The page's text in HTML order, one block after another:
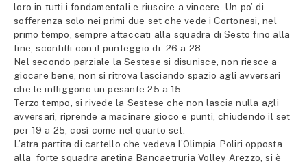
loro in tutti i fondamentali e riuscire a vincere. Un po’ di
sofferenza solo nei primi due set che vede i Cortonesi, nel
primo tempo, sempre attaccati alla squadra di Sesto fino alla
fine, sconfitti con il punteggio di 26 a 28.
Nel secondo parziale la Sestese si disunisce, non riesce a
giocare bene, non si ritrova lasciando spazio agli avversari
che le infliggono un pesante 25 a 15.
Terzo tempo, si rivede la Sestese che non lascia nulla agli
avversari, riprende a macinare gioco e punti, chiudendo il set
per 19 a 25, così come nel quarto set.
L’atra partita di cartello che vedeva l’Olimpia Poliri opposta
alla forte squadra aretina Bancaetruria Volley Arezzo, si è